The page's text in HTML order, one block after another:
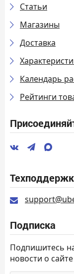
Статьи
Магазины
Доставка
Календарь
Рейтинги
Подписка
Подпишитесь
новости о